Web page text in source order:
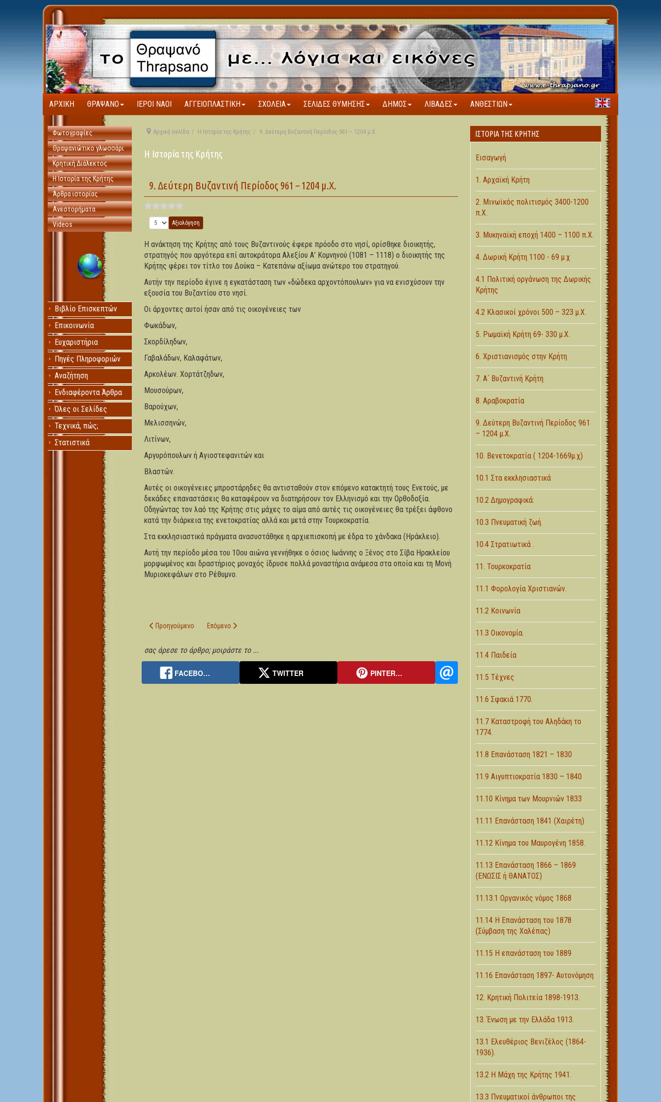
ΑΡΧΙΚΉ ΘΡΑΨΑΝΌ ΙΕΡΟΊ ΝΑΟΊ ΑΓΓΕΙΟΠΛΑΣΤΙΚΉ ΣΧΟΛΕΊΑ ΣΕΛΊΔΕΣ ΘΎΜΗΣΗΣ ΔΉΜΟΣ ΛΙΒΆΔΕΣ ΑΝΘΕΣΤΊΩΝ
Αρχική σελίδα Η Ιστορία της Κρήτης 9. Δεύτερη Βυζαντινή Περίοδος 961 – 1204 μ.Χ.
Η Ιστορία της Κρήτης
9. Δεύτερη Βυζαντινή Περίοδος 961 – 1204 μ.Χ.
Παρακαλώ αξιολογήστε
Η ανάκτηση της Κρήτης από τους Βυζαντινούς έφερε πρόοδο στο νησί, ορίσθηκε διοικητής,
στρατηγός που αργότερα επί αυτοκράτορα Αλεξίου Α’ Κομνηνού (1081 – 1118) ο διοικητής της
Κρήτης φέρει τον τίτλο του Δούκα – Κατεπάνω αξίωμα ανώτερο του στρατηγού.
Αυτήν την περίοδο έγινε η εγκατάσταση των «δώδεκα αρχοντόπουλων» για να ενισχύσουν την
εξουσία του Βυζαντίου στο νησί.
Οι άρχοντες αυτοί ήσαν από τις οικογένειες των
Φωκάδων,
Σκορδίληδων,
Γαβαλάδων, Καλαφάτων,
Αρκολέων. Χορτάτζηδων,
Μουσούρων,
Βαρούχων,
Μελισσηνών,
Λιτίνων,
Αργυρόπουλων ή Αγιοστεφανιτών και
Βλαστών.
Αυτές οι οικογένειες μπροστάρηδες θα αντισταθούν στον επόμενο κατακτητή τους Ενετούς, με
δεκάδες επαναστάσεις θα καταφέρουν να διατηρήσουν τον Ελληνισμό και την Ορθοδοξία.
Οδηγώντας τον λαό της Κρήτης στις μάχες το αίμα από αυτές τις οικογένειες θα τρέξει άφθονο
κατά την διάρκεια της ενετοκρατίας αλλά και μετά στην Τουρκοκρατία.
Στα εκκλησιαστικά πράγματα ανασυστάθηκε η αρχιεπισκοπή με έδρα το χάνδακα (Ηράκλειο).
Αυτή την περίοδο μέσα του 10ου αιώνα γεννήθηκε ο όσιος Ιωάννης ο Ξένος στο Σίβα Ηρακλείου
μορφωμένος και δραστήριος μοναχός ίδρυσε πολλά μοναστήρια ανάμεσα στα οποία και τη Μονή
Μυριοκεφάλων στο Ρέθυμνο.
Προηγούμενο άρθρο: 8. Αραβοκρατία
Προηγούμενο Επόμενο άρθρο: 10. Βενετοκρατία ( 1204-1669μ.χ)
Επόμενο
σας άρεσε το άρθρο; μοιράστε το ...
FACEBO… TWITTER PINTER…
Φωτογραφίες
Θραψανιώτικο γλωσσάρι
Κρητική Διάλεκτος
Η Ιστορία της Κρήτης
Άρθρα ιστορίας
Ανεστορήματα
Videos
Βιβλίο Επισκεπτών
Επικοινωνία
Ευχαριστήρια
Πηγές Πληροφοριών
Αναζήτηση
Ενδιαφέροντα Άρθρα
Όλες οι Σελίδες
Τεχνικά, πώς;
Στατιστικά
ΙΣΤΟΡΊΑ ΤΗΣ ΚΡΉΤΗΣ
Εισαγωγή
1. Αρχαϊκή Κρήτη
2. Μινωϊκός πολιτισμός 3400-1200
π.Χ.
3. Μυκηναϊκή εποχή 1400 – 1100 π.Χ.
4. Δωρική Κρήτη 1100 - 69 μ.χ
4.1 Πολιτική οργάνωση της Δωρικής
Κρήτης
4.2 Κλασικοί χρόνοι 500 – 323 μ.Χ.
5. Ρωμαϊκή Κρήτη 69- 330 μ.Χ.
6. Χριστιανισμός στην Κρήτη
7. Α΄ Βυζαντινή Κρήτη
8. Αραβοκρατία
9. Δεύτερη Βυζαντινή Περίοδος 961
– 1204 μ.Χ.
10. Βενετοκρατία ( 1204-1669μ.χ)
10.1 Στα εκκλησιαστικά
10.2 Δημογραφικά:
10.3 Πνευματική ζωή.
10.4 Στρατιωτικά .
11. Τουρκοκρατία
11.1 Φορολογία Χριστιανών.
11.2 Κοινωνία
11.3 Οικονομία.
11.4 Παιδεία
11.5 Τέχνες
11.6 Σφακιά 1770.
11.7 Καταστροφή του Αληδάκη το
1774.
11.8 Επανάσταση 1821 – 1830
11.9 Αιγυπτιοκρατία 1830 – 1840
11.10 Κίνημα των Μουρνιών 1833
11.11 Επανάσταση 1841 (Χαιρέτη)
11.12 Κίνημα του Μαυρογένη 1858.
11.13 Επανάσταση 1866 – 1869
(ΕΝΩΣΙΣ ή ΘΑΝΑΤΟΣ)
11.13.1 Οργανικός νόμος 1868
11.14 Η Επανάσταση του 1878
(Σύμβαση της Χαλέπας)
11.15 Η επανάσταση του 1889
11.16 Επανάσταση 1897- Αυτονόμηση
12. Κρητική Πολιτεία 1898-1913.
13. Ένωση με την Ελλάδα 1913.
13.1 Ελευθέριος Βενιζέλος (1864-
1936).
13.2 Η Μάχη της Κρήτης 1941.
13.3 Πνευματικοί άνθρωποι της